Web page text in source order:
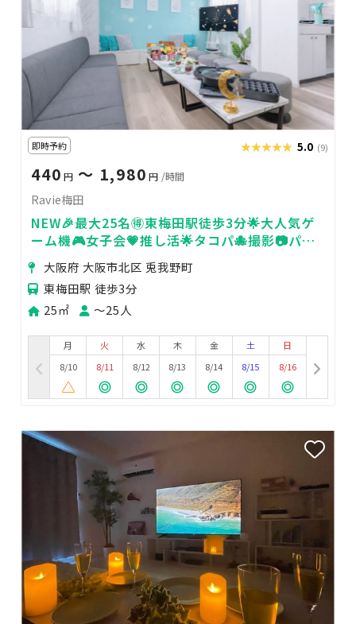
即時予約 ★★★★★
★★★★★ 5.0 (9)
440 円 〜 1,980 円 /時間
Ravie梅田
NEW🎉最大25名🉐東梅田駅徒歩3分🌟大人気ゲ
ーム機🎮女子会💗推し活🌟タコパ🐙撮影📷パー
ティ🥂24H🏪飲み会🍻Ravie梅田
大阪府 大阪市北区 兎我野町
東梅田駅 徒歩3分
25㎡
〜25人
月
8/10
火
8/11
水
8/12
木
8/13
金
8/14
土
8/15
日
8/16